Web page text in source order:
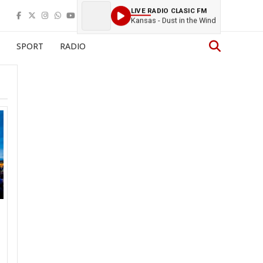
LIVE RADIO CLASIC FM
Kansas - Dust in the Wind
SPORT RADIO